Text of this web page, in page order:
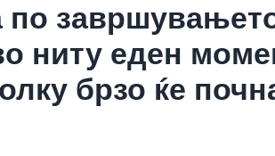
по
ниту еден
брзо ќе